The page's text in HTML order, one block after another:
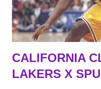
CALIFORNIA
LAKERS X